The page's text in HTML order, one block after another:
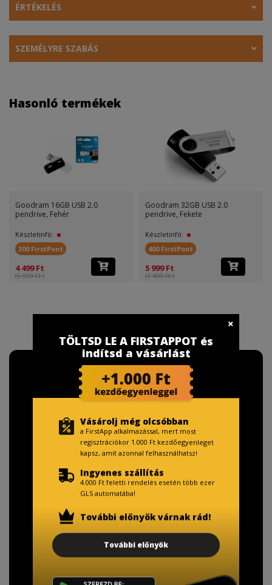
ÉRTÉKELÉS
SZEMÉLYRE SZABÁS
Hasonló termékek
Goodram 16GB USB 2.0
pendrive, Fehér
Készletinfó:
300 FirstPont
4 499 Ft
(5 999 Ft )
Goodram 32GB USB 2.0
pendrive, Fekete
Készletinfó:
400 FirstPont
5 999 Ft
(7 499 Ft )
TISZTELT VÁSÁRLÓNK!
Fizetésnél kérje az ingyenes adattörlő kódot
TÖLTSD LE A FIRSTAPPOT és
indítsd a vásárlást
Vásárolj még olcsóbban
a FirstApp alkalmazással, mert most
regisztrációkor 1.000 Ft kezdőegyenleget
kapsz, amit azonnal felhasználhatsz!
Ingyenes szállítás
4.000 Ft feletti rendelés esetén több ezer
GLS automatába!
További előnyök várnak rád!
További előnyök